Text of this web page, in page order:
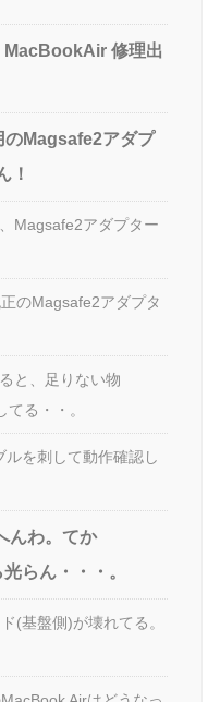
MacBookAir 修理出
Magsafe2アダプ
！
Magsafe2アダプター
のMagsafe2アダプタ
と、足りない物
る・・。
ルを刺して動作確認し
んわ。てか
らん・・・。
(基盤側)が壊れてる。